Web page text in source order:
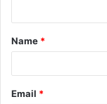
t
*
Name *
Email *